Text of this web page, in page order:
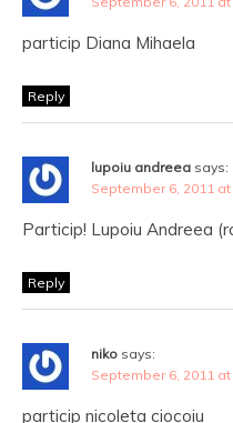
particip Diana Mihaela
Reply
lupoiu andreea says:
September 6, 2011 at
Particip! Lupoiu Andreea
Reply
niko says:
September 6, 2011 at
particip nicoleta ciocoiu